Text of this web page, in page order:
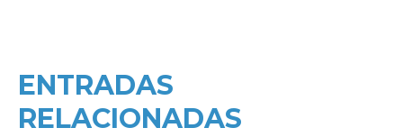
ENTRADAS
RELACIONADAS